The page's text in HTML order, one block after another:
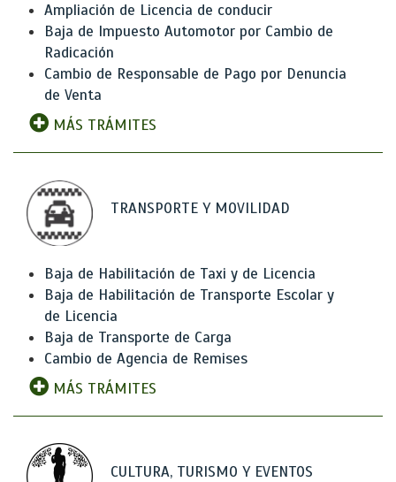
Ampliación de Licencia de conducir
Baja de Impuesto Automotor por Cambio de
Radicación
Cambio de Responsable de Pago por Denuncia
de Venta
MÁS TRÁMITES
TRANSPORTE Y MOVILIDAD
Baja de Habilitación de Taxi y de Licencia
Baja de Habilitación de Transporte Escolar y
de Licencia
Baja de Transporte de Carga
Cambio de Agencia de Remises
MÁS TRÁMITES
CULTURA, TURISMO Y EVENTOS